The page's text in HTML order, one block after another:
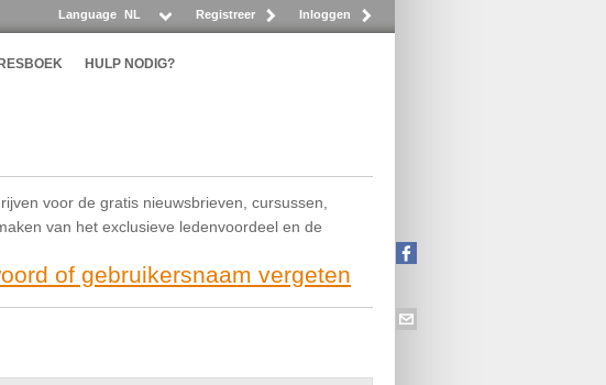
Registreer Inloggen
Language NL
HULP NODIG?
voor de gratis nieuwsbrieven, cursussen,
van het exclusieve ledenvoordeel en de
of gebruikersnaam vergeten